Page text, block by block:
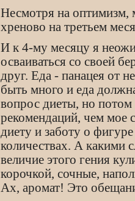
Несмотря на оптимизм,
хреново на третьем
И к 4-му месяцу я
осваиваться со своей
друг. Еда - панацея от
быть много и еда
вопрос диеты, но потом
рекомендаций, чем мое
диету и заботу о
количествах. А какими
величие этого гения
корочкой, сочные,
Ах, аромат! Это